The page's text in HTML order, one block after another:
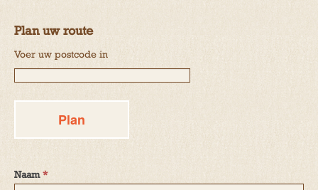
Plan uw route
Voer uw postcode in
Contact
Naam*